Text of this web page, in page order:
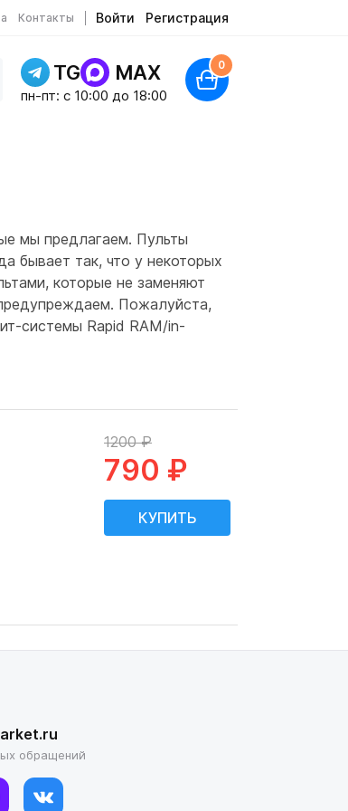
Контакты Войти Регистрация
TG MAX
пн-пт: c 10:00 до 18:00
0
мы предлагаем. Пульты
бывает так, что у некоторых
которые не заменяют
Пожалуйста,
системы Rapid RAM/in-
1200 ₽
790 ₽
обращений